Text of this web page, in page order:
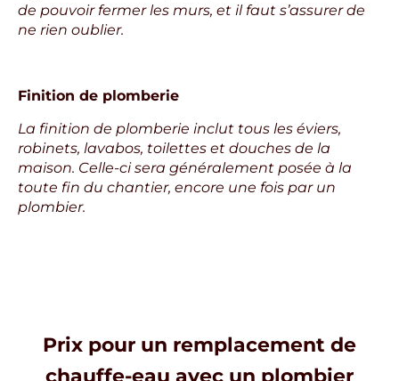
de pouvoir fermer les murs, et il faut s’assurer de
ne rien oublier.
Finition de plomberie
La finition de plomberie inclut tous les éviers,
robinets, lavabos, toilettes et douches de la
maison. Celle-ci sera généralement posée à la
toute fin du chantier, encore une fois par un
plombier.
Prix pour un remplacement de
chauffe-eau avec un plombier